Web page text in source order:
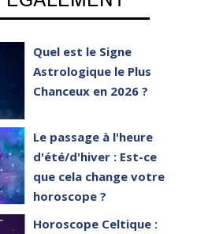
Quel est le Signe
Astrologique le Plus
Chanceux en 2026 ?
Le passage à l'heure
d'été/d'hiver : Est-ce
que cela change votre
horoscope ?
Horoscope Celtique :